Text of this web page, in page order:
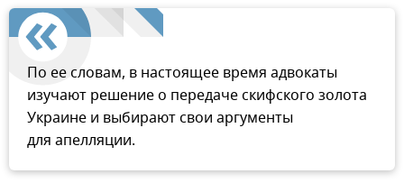
По ее словам, в настоящее время адвокаты
изучают решение о передаче скифского золота
Украине и выбирают свои аргументы
для апелляции.